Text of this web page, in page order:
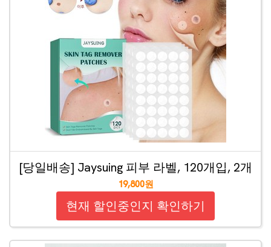
[당일배송] Jaysuing 피부 라벨, 120개입, 2개
19,800원
현재 할인중인지 확인하기